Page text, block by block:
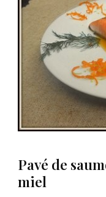
Pavé de
miel